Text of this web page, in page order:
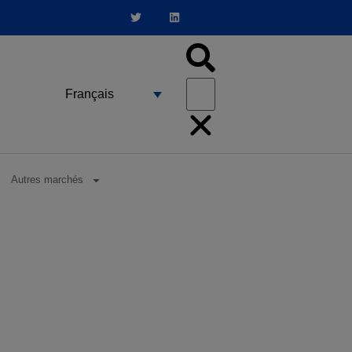
Français
Autres marchés